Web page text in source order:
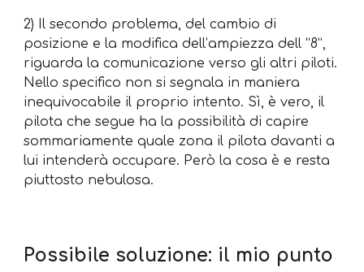
2) Il secondo problema, del cambio di
posizione e la modifica dell’ampiezza dell “8”,
riguarda la comunicazione verso gli altri piloti.
Nello specifico non si segnala in maniera
inequivocabile il proprio intento. Sì, è vero, il
pilota che segue ha la possibilità di capire
sommariamente quale zona il pilota davanti a
lui intenderà occupare. Però la cosa è e resta
piuttosto nebulosa.
Possibile soluzione: il mio punto